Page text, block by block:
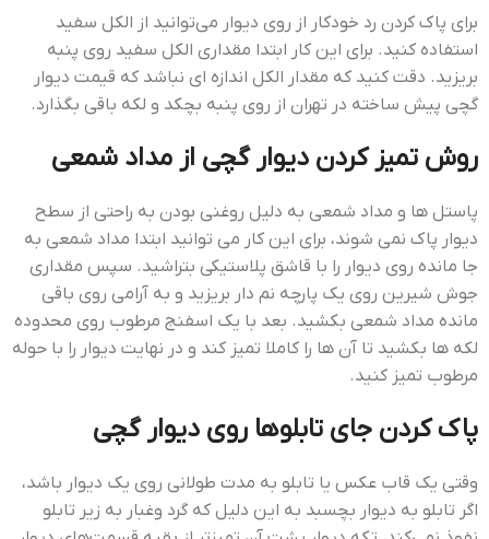
برای پاک کردن رد خودکار از روی دیوار می‌توانید از الکل سفید
استفاده کنید. برای این کار ابتدا مقداری الکل سفید روی پنبه
بریزید. دقت کنید که مقدار الکل اندازه ای نباشد که قيمت ديوار
گچي پيش ساخته در تهران از روی پنبه بچکد و لکه باقی بگذارد.
روش تمیز کردن دیوار گچی از مداد شمعی
پاستل ها و مداد شمعی به دلیل روغنی بودن به راحتی از سطح
دیوار پاک نمی شوند، برای این کار می توانید ابتدا مداد شمعی به
جا مانده روی دیوار را با قاشق پلاستیکی بتراشید. سپس مقداری
جوش شیرین روی یک پارچه نم دار بریزید و به آرامی روی باقی
مانده مداد شمعی بکشید. بعد با یک اسفنج مرطوب روی محدوده
لکه ها بکشید تا آن ها را کاملا تمیز کند و در نهایت دیوار را با حوله
مرطوب تمیز کنید.
پاک کردن جای تابلو‌ها روی دیوار گچی
وقتی یک قاب عکس یا تابلو به مدت طولانی روی یک دیوار باشد،
اگر تابلو به دیوار بچسبد به این دلیل که گرد وغبار به زیر تابلو